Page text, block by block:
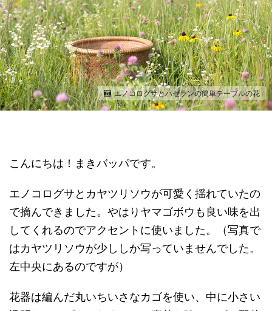
エノコログサとハゼランの簡単テーブルの花
こんにちは！まきバッパです。
エノコログサとカヤツリソウが可愛く揺れていたの
で摘んできました。やはりヤマゴボウも良い味を出
してくれるのでアクセントに使いました。（写真で
はカヤツリソウが少ししか写っていませんでした。
左中央にあるのですが）
花器は編んだ丸いちいさなカゴを使い、中に小さい